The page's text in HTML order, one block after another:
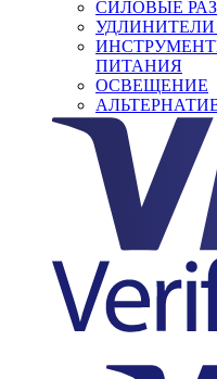
СИЛОВЫЕ
ПИТАНИЯ
ОСВЕЩЕНИЕ